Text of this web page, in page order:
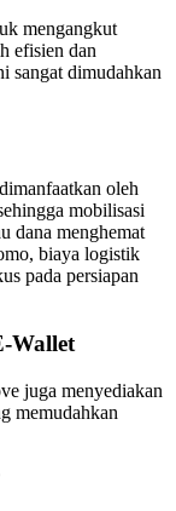
mengangkut
efisien dan
sangat dimudahkan
oleh
mobilisasi
dana menghemat
biaya logistik
pada persiapan
Wallet
juga menyediakan
memudahkan